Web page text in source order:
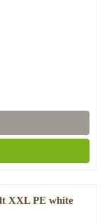
XXL PE white